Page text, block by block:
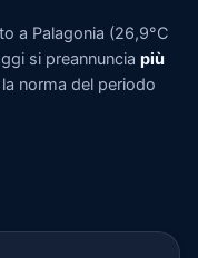
a Palagonia (26,9°C
si preannuncia più
la norma del periodo